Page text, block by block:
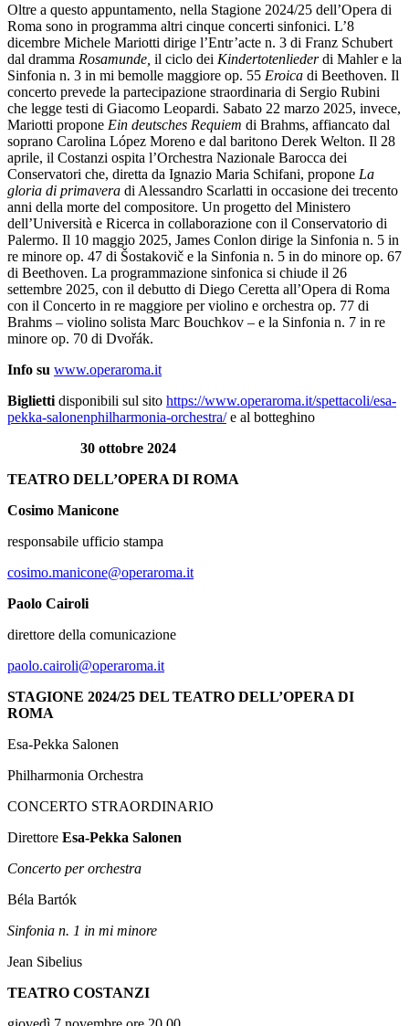
Oltre a questo appuntamento, nella Stagione 2024/25 dell’Opera di
Roma sono in programma altri cinque concerti sinfonici. L’8
dicembre Michele Mariotti dirige l’Entr’acte n. 3 di Franz Schubert
dal dramma Rosamunde, il ciclo dei Kindertotenliederdi Mahler e la
Sinfonia n. 3 in mi bemolle maggiore op. 55 Eroica di Beethoven. Il
concerto prevede la partecipazione straordinaria di Sergio Rubini
che legge testi di Giacomo Leopardi. Sabato 22 marzo 2025, invece,
Mariotti propone Ein deutsches Requiem di Brahms, affiancato dal
soprano Carolina López Moreno e dal baritono Derek Welton. Il 28
aprile, il Costanzi ospita l’Orchestra Nazionale Barocca dei
Conservatori che, diretta da Ignazio Maria Schifani, propone La
gloria di primavera di Alessandro Scarlatti in occasione dei trecento
anni della morte del compositore. Un progetto del Ministero
dell’Università e Ricerca in collaborazione con il Conservatorio di
Palermo. Il 10 maggio 2025, James Conlon dirige la Sinfonia n. 5 in
re minore op. 47 di Šostakovič e la Sinfonia n. 5 in do minore op. 67
di Beethoven. La programmazione sinfonica si chiude il 26
settembre 2025, con il debutto di Diego Ceretta all’Opera di Roma
con il Concerto in re maggiore per violino e orchestra op. 77 di
Brahms – violino solista Marc Bouchkov – e la Sinfonia n. 7 in re
minore op. 70 di Dvořák.
Info su www.operaroma.it
Biglietti disponibili sul sito https://www.operaroma.it/spettacoli/esa-
pekka-salonenphilharmonia-orchestra/ e al botteghino
30 ottobre 2024
TEATRO DELL’OPERA DI ROMA
Cosimo Manicone
responsabile ufficio stampa
cosimo.manicone@operaroma.it
Paolo Cairoli
direttore della comunicazione
paolo.cairoli@operaroma.it
STAGIONE 2024/25 DEL TEATRO DELL’OPERA DI
ROMA
Esa-Pekka Salonen
Philharmonia Orchestra
CONCERTO STRAORDINARIO
Direttore Esa-Pekka Salonen
Concerto per orchestra
Béla Bartók
Sinfonia n. 1 in mi minore
Jean Sibelius
TEATRO COSTANZI